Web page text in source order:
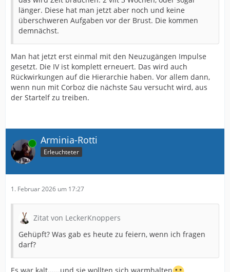
länger. Diese hat man jetzt aber noch und keine
überschweren Aufgaben vor der Brust. Die kommen
demnächst.
Man hat jetzt erst einmal mit den Neuzugängen Impulse
gesetzt. Die IV ist komplett erneuert. Das wird auch
Rückwirkungen auf die Hierarchie haben. Vor allem dann,
wenn nun mit Corboz die nächste Sau versucht wird, aus
der Startelf zu treiben.
Online Arminia-Rotti
Erleuchteter
1. Februar 2026 um 17:27
Zitat von LeckerKnoppers
Gehüpft? Was gab es heute zu feiern, wenn ich fragen
darf?